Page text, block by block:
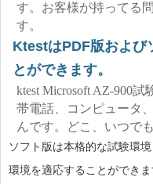
す。お客様が持ってる
す。
KtestはPDF版および
とができます。
ktest Microsoft AZ-900
帯電話、コンピュータ
んです。どこ、いつで
ソフト版は本格的な試験環
環境を適応することができ